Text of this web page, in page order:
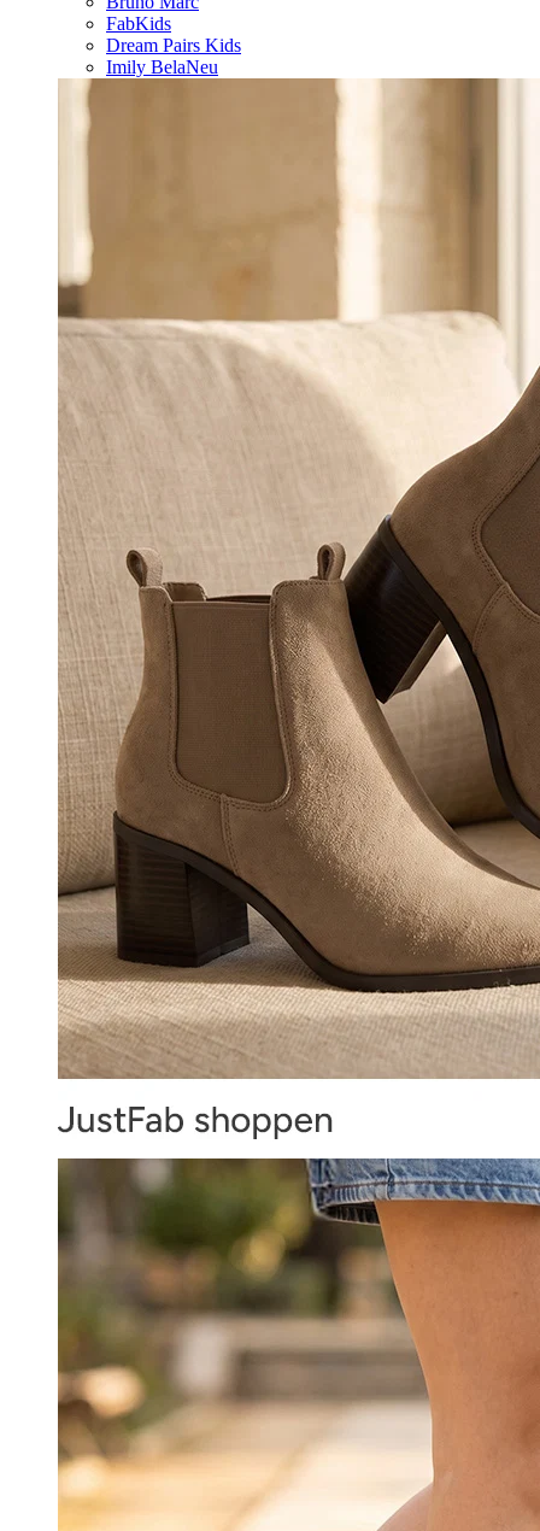
FabKids
Dream Pairs Kids
Imily BelaNeu